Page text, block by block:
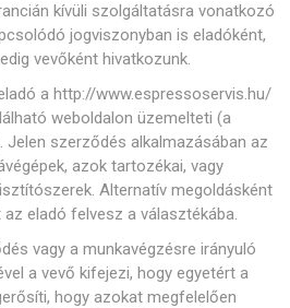
kívüli szolgáltatásra vonatkozó
jogviszonyban is eladóként,
vevőként hivatkozunk.
a http://www.espressoservis.hu/
weboldalon üzemelteti (a
Jelen szerződés alkalmazásában az
azok tartozékai, vagy
Alternatív megoldásként
eladó felvesz a választékába.
vagy a munkavégzésre irányuló
a vevő kifejezi, hogy egyetért a
hogy azokat megfelelően